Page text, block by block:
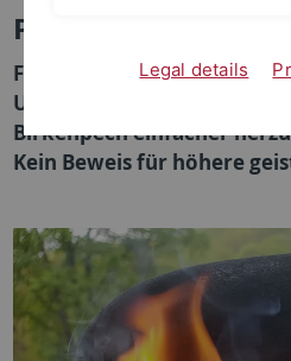
Pech für den
Forscher der Universität
University entdecken,
Birkenpech einfacher
Kein Beweis für höhere
Legal details